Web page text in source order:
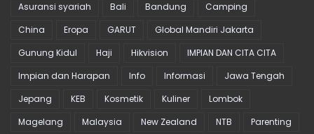
Asuransi syariah Bali Bandung
Camping
China
Eropa GARUT
Global Mandiri Jakarta
Gunung Kidul
Haji Hikvision
IMPIAN DAN CITA CITA
Impian dan Harapan
Info Informasi
Jawa Tengah
Jepang
KEB Kosmetik Kuliner
Lombok
Magelang
Malaysia New Zealand NTB
Parenting